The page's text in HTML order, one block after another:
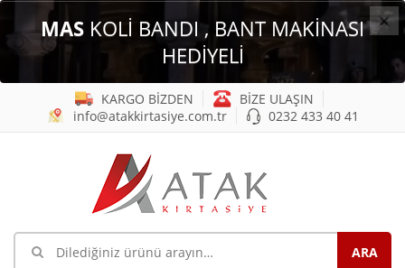
×
MAS KOLİ BANDI , BANT MAKİNASI
HEDİYELİ
KARGO BİZDEN
BİZE ULAŞIN
info@atakkirtasiye.com.tr
0232 433 40 41